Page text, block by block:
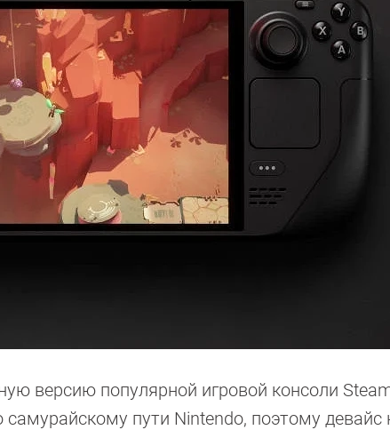
версию популярной игровой консоли
пути Nintendo, поэтому девайс